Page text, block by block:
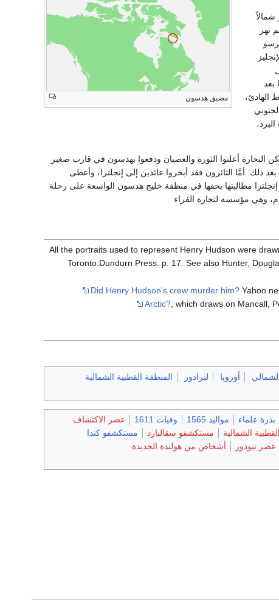
مضيق هدسون
شمالاً
نهر
الإنجليز
بعد
الهادئ،
البحارة أعلنوا الثورة والعصيان ودفعوا بهدسون في قارب صغير
ذلك. أمَّا الثائرون فقد أبحروا عائدين إلى إنجلترا، وأعطى
مطالبتها بحقها في منطقة خليج هدسون الواسعة على رحلة
All the portraits used to represent Henry Hudson were
Toronto:Dundurn Press. p. 17. See also Hunter,
Did Henry Hudson's crew murder him? Yahoo
Arctic?, which draws on Mancall,
أوروپا لبرادور
المنطقة القطبية الشمالية
بذرة علماء مواليد 1565 وفيات 1611
عصر الاكتشاف
الشمالية مستكشفو سڤالبارد
مستكشفو كندا
تيودور
أشخاص من هولندة الجديدة